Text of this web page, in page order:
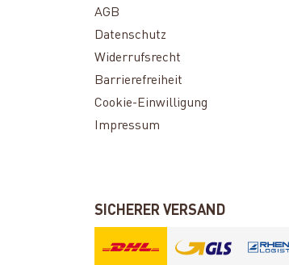
AGB
Datenschutz
Widerrufsrecht
Barrierefreiheit
Cookie-Einwilligung
Impressum
SICHERER VERSAND